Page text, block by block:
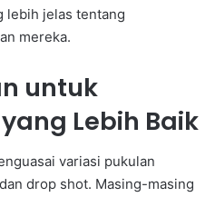
lebih jelas tentang
mereka.
untuk
Lebih Baik
variasi pukulan
drop shot. Masing-masing